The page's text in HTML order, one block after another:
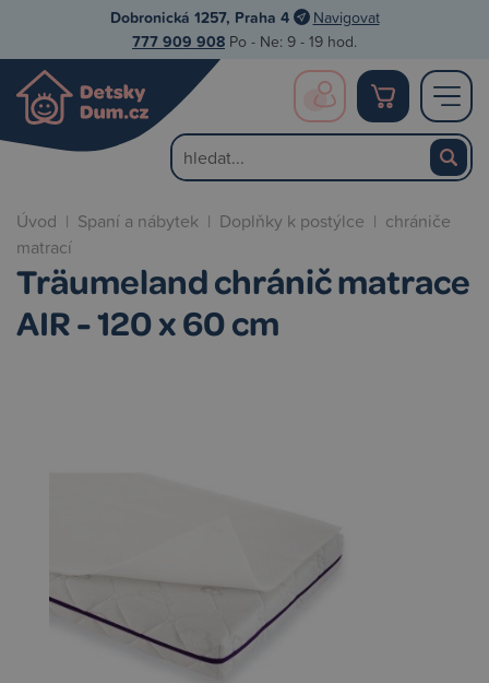
Dobronická 1257, Praha 4 Navigovat
777 909 908 Po - Ne: 9 - 19 hod.
Úvod | Spaní a nábytek | Doplňky k postýlce | chrániče
matrací
Träumeland chránič matrace
AIR - 120 x 60 cm